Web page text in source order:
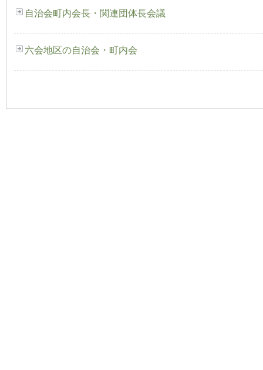
自治会町内会長・関連団体長会議
六会地区の自治会・町内会